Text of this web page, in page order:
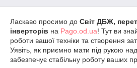
Ласкаво просимо до Світ ДБЖ,
інверторів на Pago.od.ua! Тут ви
роботи вашої техніки та створення
Уявіть, як приємно мати під рукою
забезпечує стабільну роботу ваших